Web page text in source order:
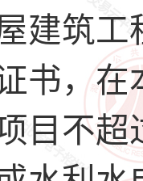
建筑
书，
目不